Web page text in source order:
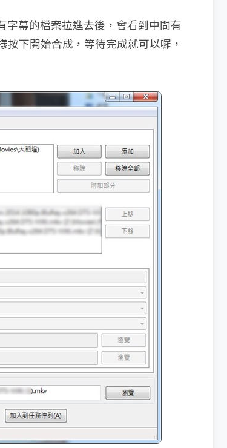
字幕的檔案拉進去後，會看到中間有
下開始合成，等待完成就可以囉，